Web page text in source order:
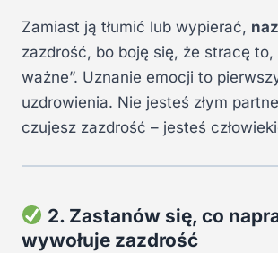
Zamiast ją tłumić lub wypierać,
zazdrość, bo boję się, że stracę to,
ważne”. Uznanie emocji to
uzdrowienia. Nie jesteś złym
czujesz zazdrość – jesteś
2. Zastanów się, co
wywołuje zazdrość